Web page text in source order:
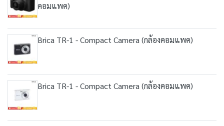
คอมแพค)
Brica TR-1 - Compact Camera (กล้องคอมแพค)
Brica TR-1 - Compact Camera (กล้องคอมแพค)